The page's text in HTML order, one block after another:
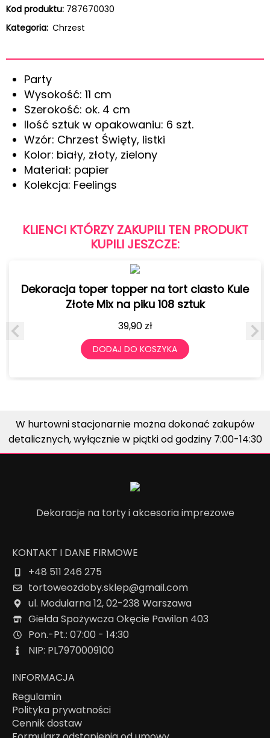
Kod produktu: 787670030
Kategoria: Chrzest
Party
Wysokość: 11 cm
Szerokość: ok. 4 cm
Ilość sztuk w opakowaniu: 6 szt.
Wzór: Chrzest Święty, listki
Kolor: biały, złoty, zielony
Materiał: papier
Kolekcja: Feelings
KLIENCI KTÓRZY ZAKUPILI TEN PRODUKT
KUPILI JESZCZE:
Dekoracja toper topper na tort ciasto Kule
Złote Mix na piku 108 sztuk
39,90 zł
DODAJ DO KOSZYKA
W hurtowni stacjonarnie można dokonać zakupów
detalicznych, wyłącznie w piątki od godziny 7:00-14:30
Dekoracje na torty i akcesoria imprezowe
KONTAKT I DANE FIRMOWE
+48 511 246 275
tortoweozdoby.sklep@gmail.com
ul. Modularna 12, 02-238 Warszawa
Giełda Spożywcza Okęcie Pawilon 403
Pon.-Pt.: 07:00 - 14:30
NIP: PL7970009100
INFORMACJA
Regulamin
Polityka prywatności
Cennik dostaw